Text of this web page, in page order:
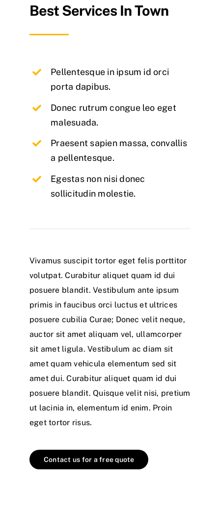
Best Services In Town
Pellentesque in ipsum id orci
porta dapibus.
Donec rutrum congue leo eget
malesuada.
Praesent sapien massa, convallis
a pellentesque.
Egestas non nisi donec
sollicitudin molestie.
Vivamus suscipit tortor eget felis porttitor
volutpat. Curabitur aliquet quam id dui
posuere blandit. Vestibulum ante ipsum
primis in faucibus orci luctus et ultrices
posuere cubilia Curae; Donec velit neque,
auctor sit amet aliquam vel, ullamcorper
sit amet ligula. Vestibulum ac diam sit
amet quam vehicula elementum sed sit
amet dui. Curabitur aliquet quam id dui
posuere blandit. Quisque velit nisi, pretium
ut lacinia in, elementum id enim. Proin
eget tortor risus.
Contact us for a free quote